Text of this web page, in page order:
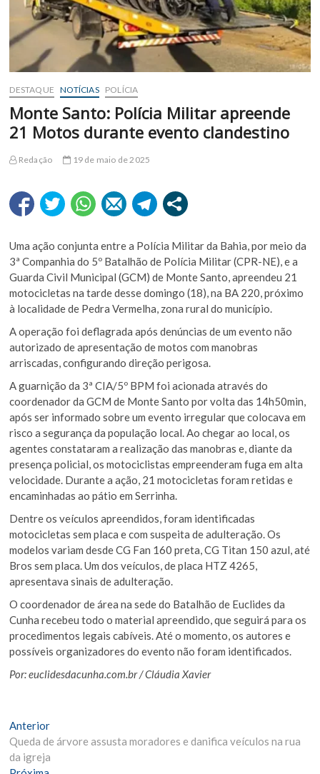
DESTAQUE NOTÍCIAS POLÍCIA
Monte Santo: Polícia Militar apreende
21 Motos durante evento clandestino
Redação 19 de maio de 2025
Uma ação conjunta entre a Polícia Militar da Bahia, por meio da
3ª Companhia do 5º Batalhão de Polícia Militar (CPR-NE), e a
Guarda Civil Municipal (GCM) de Monte Santo, apreendeu 21
motocicletas na tarde desse domingo (18), na BA 220, próximo
à localidade de Pedra Vermelha, zona rural do município.
A operação foi deflagrada após denúncias de um evento não
autorizado de apresentação de motos com manobras
arriscadas, configurando direção perigosa.
A guarnição da 3ª CIA/5º BPM foi acionada através do
coordenador da GCM de Monte Santo por volta das 14h50min,
após ser informado sobre um evento irregular que colocava em
risco a segurança da população local. Ao chegar ao local, os
agentes constataram a realização das manobras e, diante da
presença policial, os motociclistas empreenderam fuga em alta
velocidade. Durante a ação, 21 motocicletas foram retidas e
encaminhadas ao pátio em Serrinha.
Dentre os veículos apreendidos, foram identificadas
motocicletas sem placa e com suspeita de adulteração. Os
modelos variam desde CG Fan 160 preta, CG Titan 150 azul, até
Bros sem placa. Um dos veículos, de placa HTZ 4265,
apresentava sinais de adulteração.
O coordenador de área na sede do Batalhão de Euclides da
Cunha recebeu todo o material apreendido, que seguirá para os
procedimentos legais cabíveis. Até o momento, os autores e
possíveis organizadores do evento não foram identificados.
Por: euclidesdacunha.com.br / Cláudia Xavier
Navegação
de
AnteriorMatéria
Anterior:
Queda de árvore assusta moradores e danifica veículos na rua
da igreja